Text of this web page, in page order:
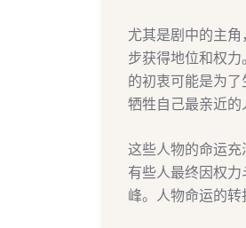
尤其是剧中的主
步获得地位和权
的初衷可能是为
牺牲自己最亲近的
这些人物的命运充
有些人最终因权
峰。人物命运的转